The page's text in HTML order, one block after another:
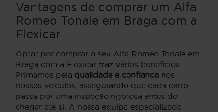
Vantagens de comprar um Alfa
Romeo Tonale em Braga com a
Flexicar
Optar por comprar o seu Alfa Romeo Tonale em
Braga com a Flexicar traz vários benefícios.
Primamos pela qualidade e confiança nos
nossos veículos, assegurando que cada carro
passa por uma inspeção rigorosa antes de
chegar até si. A nossa equipa especializada